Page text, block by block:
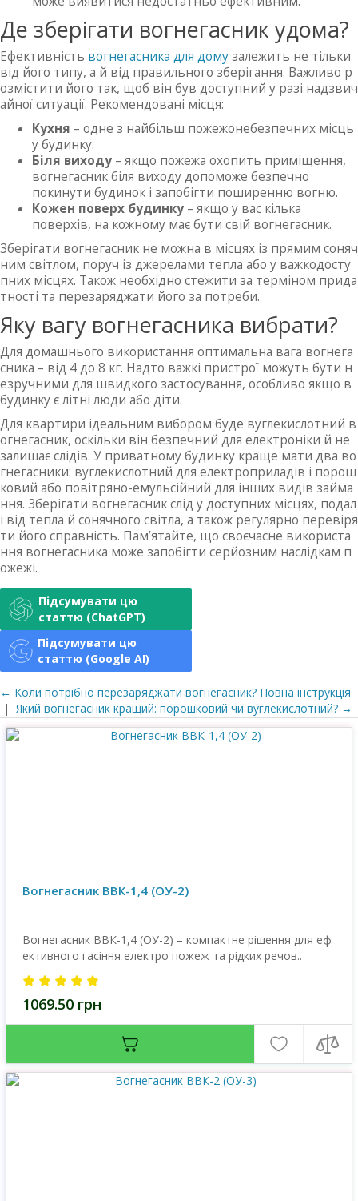
Де зберігати вогнегасник удома?
Ефективність вогнегасника для домузалежить не тільки
від його типу, а й від правильного зберігання. Важливо р
озмістити його так, щоб він був доступний у разі надзвич
айної ситуації. Рекомендовані місця:
Кухня – одне з найбільш пожежонебезпечних місць
у будинку.
Біля виходу – якщо пожежа охопить приміщення,
вогнегасник біля виходу допоможе безпечно
покинути будинок і запобігти поширенню вогню.
Кожен поверх будинку – якщо у вас кілька
поверхів, на кожному має бути свій вогнегасник.
Зберігати вогнегасник не можна в місцях із прямим соняч
ним світлом, поруч із джерелами тепла або у важкодосту
пних місцях. Також необхідно стежити за терміном прида
тності та перезаряджати його за потреби.
Яку вагу вогнегасника вибрати?
Для домашнього використання оптимальна вага вогнега
сника – від 4 до 8 кг. Надто важкі пристрої можуть бути н
езручними для швидкого застосування, особливо якщо в
будинку є літні люди або діти.
Для квартири ідеальним вибором буде вуглекислотний в
огнегасник, оскільки він безпечний для електроніки й не
залишає слідів. У приватному будинку краще мати два во
гнегасники: вуглекислотний для електроприладів і порош
ковий або повітряно-емульсійний для інших видів займа
ння. Зберігати вогнегасник слід у доступних місцях, подал
і від тепла й сонячного світла, а також регулярно перевіря
ти його справність. Пам’ятайте, що своєчасне використа
ння вогнегасника може запобігти серйозним наслідкам п
ожежі.
Підсумувати цю
статтю (ChatGPT)
Підсумувати цю
статтю (Google AI)
← Коли потрібно перезаряджати вогнегасник? Повна інструкція
| Який вогнегасник кращий: порошковий чи вуглекислотний? →
Вогнегасник ВВК-1,4 (OУ-2)
Вогнегасник ВВК-1,4 (ОУ-2) – компактне рішення для еф
ективного гасіння електро пожеж та рідких речов..
1069.50 грн